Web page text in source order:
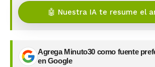
🤖 Nuestra IA te resume el
Agrega Minuto30 como fuente
en Google